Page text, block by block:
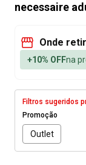
necessaire
Onde
+10% OFFna
Filtros sugeridos
Promoção
Outlet